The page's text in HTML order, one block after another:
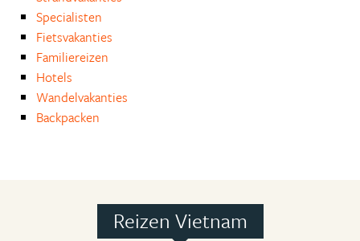
Specialisten
Fietsvakanties
Familiereizen
Hotels
Wandelvakanties
Backpacken
Reizen Vietnam